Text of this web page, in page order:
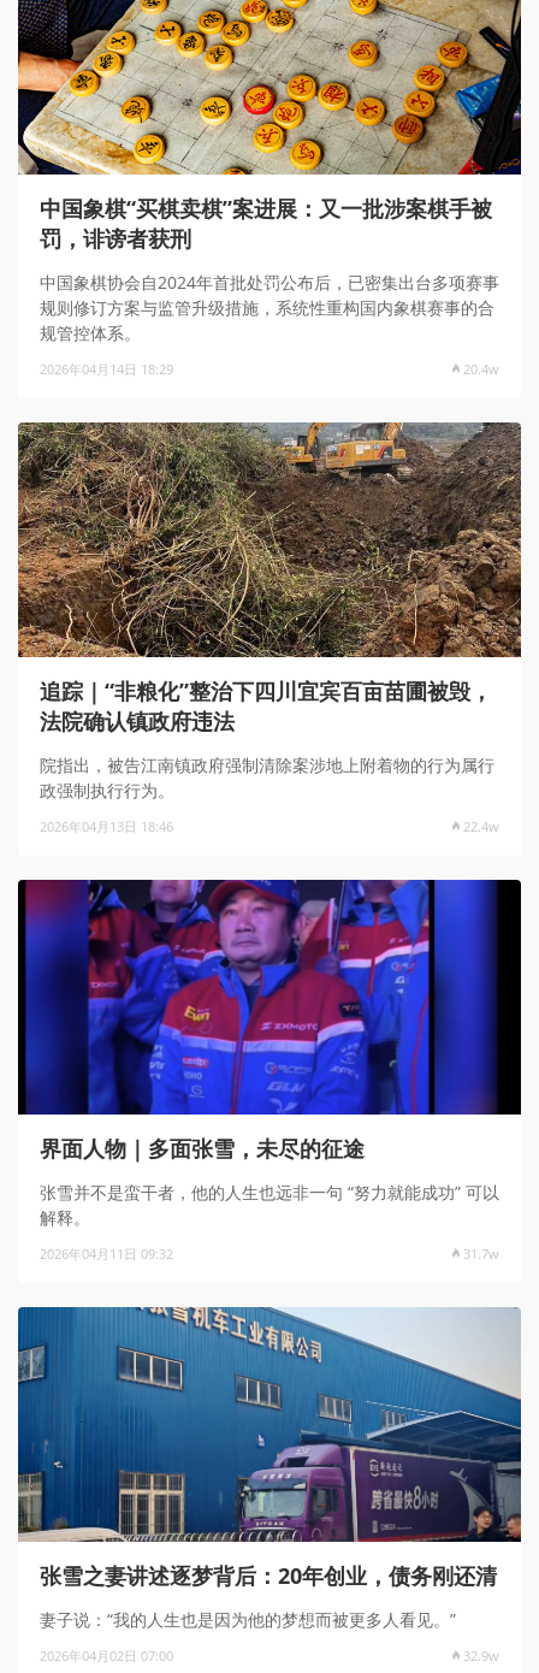
中国象棋“买棋卖棋”案进展：又一批涉案棋手被
罚，诽谤者获刑
中国象棋协会自2024年首批处罚公布后，已密集出台多项赛事
规则修订方案与监管升级措施，系统性重构国内象棋赛事的合
规管控体系。
2026年04月14日 18:29 20.4w
追踪｜“非粮化”整治下四川宜宾百亩苗圃被毁，
法院确认镇政府违法
院指出，被告江南镇政府强制清除案涉地上附着物的行为属行
政强制执行行为。
2026年04月13日 18:46 22.4w
界面人物｜多面张雪，未尽的征途
张雪并不是蛮干者，他的人生也远非一句 “努力就能成功” 可以
解释。
2026年04月11日 09:32 31.7w
张雪之妻讲述逐梦背后：20年创业，债务刚还清
妻子说：“我的人生也是因为他的梦想而被更多人看见。”
2026年04月02日 07:00 32.9w